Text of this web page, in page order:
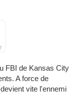
FBI de Kansas City
A force de
vite l'ennemi